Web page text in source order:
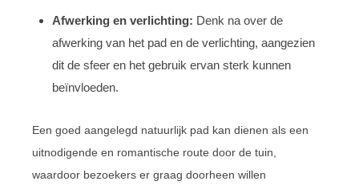
Afwerking en verlichting: Denk na over de
afwerking van het pad en de verlichting, aangezien
dit de sfeer en het gebruik ervan sterk kunnen
beïnvloeden.
Een goed aangelegd natuurlijk pad kan dienen als een
uitnodigende en romantische route door de tuin,
waardoor bezoekers er graag doorheen willen